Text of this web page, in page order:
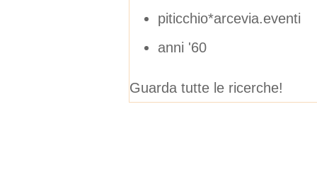
piticchio*arcevia.eventi
anni '60
Guarda tutte le ricerche!